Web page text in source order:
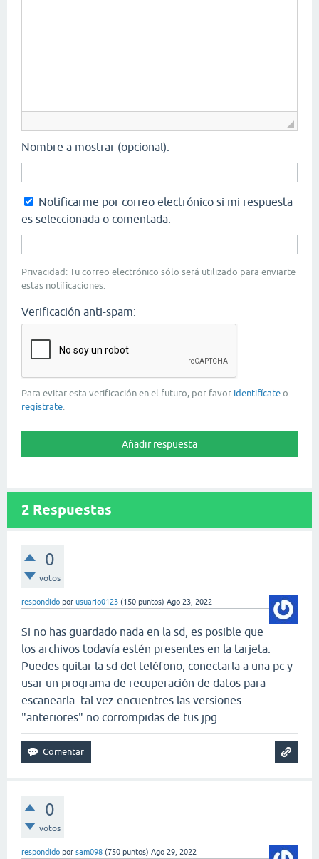
Nombre a mostrar (opcional):
Notificarme por correo electrónico si mi respuesta
es seleccionada o comentada:
Privacidad: Tu correo electrónico sólo será utilizado para enviarte
estas notificaciones.
Verificación anti-spam:
Para evitar esta verificación en el futuro, por favor identifícate o
registrate
2 Respuestas
0
votos
respondido por usuario0123 (150 puntos) Ago 23, 2022
Si no has guardado nada en la sd, es posible que
los archivos todavía estén presentes en la tarjeta.
Puedes quitar la sd del teléfono, conectarla a una pc y
usar un programa de recuperación de datos para
escanearla. tal vez encuentres las versiones
"anteriores" no corrompidas de tus jpg
0
votos
respondido por sam098 (750 puntos) Ago 29, 2022